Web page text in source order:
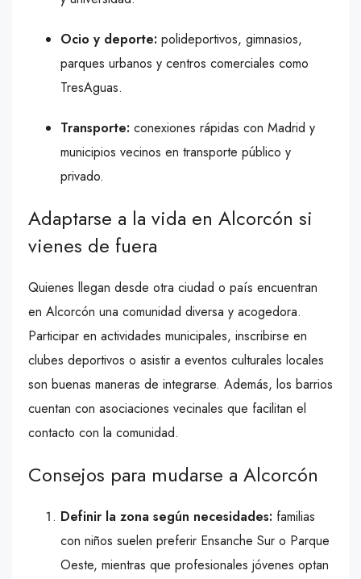
Ocio y deporte: polideportivos, gimnasios,
parques urbanos y centros comerciales como
TresAguas.
Transporte: conexiones rápidas con Madrid y
municipios vecinos en transporte público y
privado.
Adaptarse a la vida en Alcorcón si
vienes de fuera
Quienes llegan desde otra ciudad o país encuentran
en Alcorcón una comunidad diversa y acogedora.
Participar en actividades municipales, inscribirse en
clubes deportivos o asistir a eventos culturales locales
son buenas maneras de integrarse. Además, los barrios
cuentan con asociaciones vecinales que facilitan el
contacto con la comunidad.
Consejos para mudarse a Alcorcón
Definir la zona según necesidades: familias
con niños suelen preferir Ensanche Sur o Parque
Oeste, mientras que profesionales jóvenes optan